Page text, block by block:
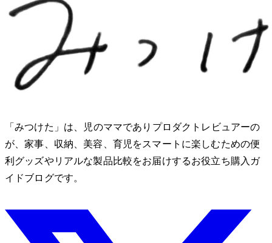
「みつけた」は、2児のママでありプロダクトレビュアーのMio
が、家事、収納、美容、育児をスマートに楽しむための便
利グッズやリアルな製品比較をお届けするお役立ち購入ガ
イドブログです。